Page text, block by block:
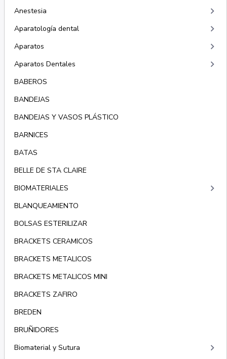
Anestesia keyboard_arrow_right
Aparatología dental keyboard_arrow_right
Aparatos keyboard_arrow_right
Aparatos Dentales keyboard_arrow_right
BABEROS
BANDEJAS
BANDEJAS Y VASOS PLÁSTICO
BARNICES
BATAS
BELLE DE STA CLAIRE
BIOMATERIALES
keyboard_arrow_right
BLANQUEAMIENTO
BOLSAS ESTERILIZAR
BRACKETS CERAMICOS
BRACKETS METALICOS
BRACKETS METALICOS MINI
BRACKETS ZAFIRO
BREDEN
BRUÑIDORES
Biomaterial y Sutura
keyboard_arrow_right